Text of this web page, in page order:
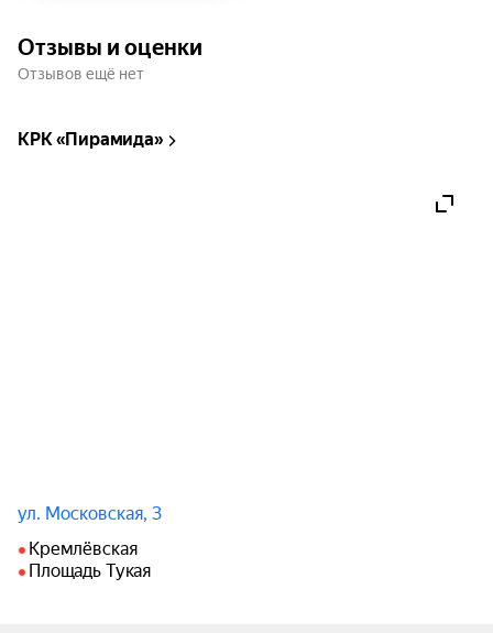
Отзывы и оценки
Отзывов ещё нет
КРК «Пирамида»
ул. Московская, 3
Кремлёвская
Площадь Тукая